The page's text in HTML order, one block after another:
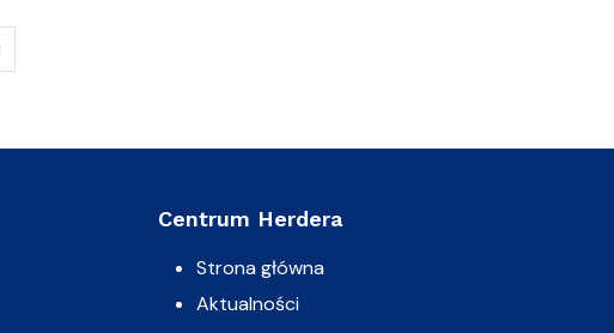
Centrum Herdera
Strona główna
Aktualności